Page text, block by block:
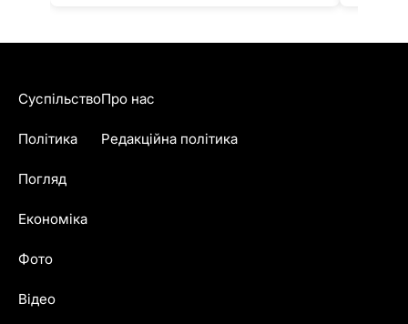
Суспільство
Політика
Погляд
Економіка
Фото
Відео
Про нас
Редакційна політика